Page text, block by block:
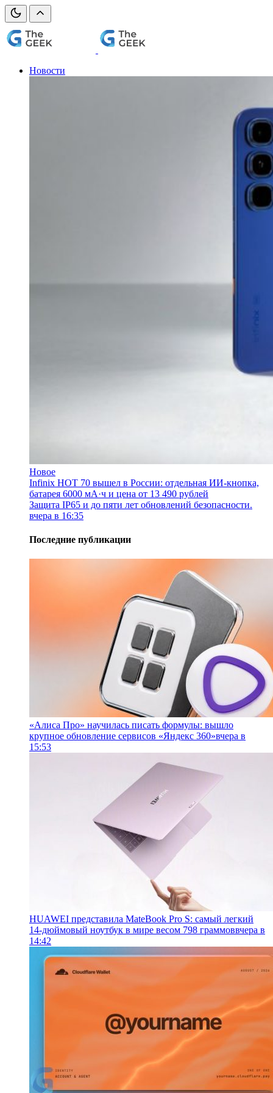
Новости
Новое
Infinix HOT 70 вышел в России: отдельная ИИ-кнопка,
батарея 6000 мА·ч и цена от 13 490 рублей
Защита IP65 и до пяти лет обновлений безопасности.
вчера в 16:35
Последние публикации
«Алиса Про» научилась писать формулы: вышло
крупное обновление сервисов «Яндекс 360»вчера в
15:53
HUAWEI представила MateBook Pro S: самый легкий
14-дюймовый ноутбук в мире весом 798 граммоввчера в
14:42